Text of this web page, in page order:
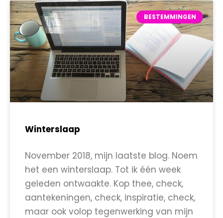
BESTEMMINGEN
Winterslaap
November 2018, mijn laatste blog. Noem
het een winterslaap. Tot ik één week
geleden ontwaakte. Kop thee, check,
aantekeningen, check, inspiratie, check,
maar ook volop tegenwerking van mijn